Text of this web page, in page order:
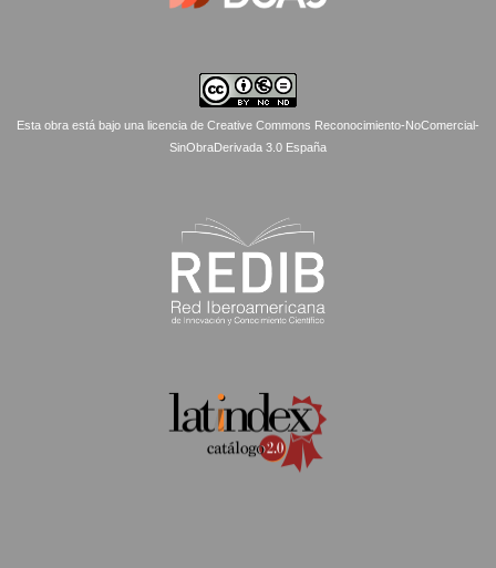
Esta obra está bajo una licencia de Creative Commons Reconocimiento-NoComercial-
SinObraDerivada 3.0 España